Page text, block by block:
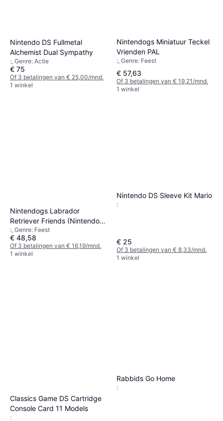
Nintendo DS Fullmetal
Alchemist Dual Sympathy
:, Genre: Actie
€ 75
Of 3 betalingen van € 25,00/mnd.
1 winkel
Nintendogs Miniatuur Teckel
Vrienden PAL
:, Genre: Feest
€ 57,63
Of 3 betalingen van € 19,21/mnd.
1 winkel
Nintendogs Labrador
Retriever Friends (Nintendo
DS) NTSC Nieuw en
verzegeld
:, Genre: Feest
€ 48,58
Of 3 betalingen van € 16,19/mnd.
1 winkel
Nintendo DS Sleeve Kit Mario
:
€ 25
Of 3 betalingen van € 8,33/mnd.
1 winkel
Classics Game DS Cartridge
Console Card 11 Models
:
Rabbids Go Home
: